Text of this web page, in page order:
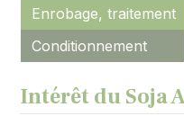
Enrobage, traitement
Conditionnement
Intérêt du Soja